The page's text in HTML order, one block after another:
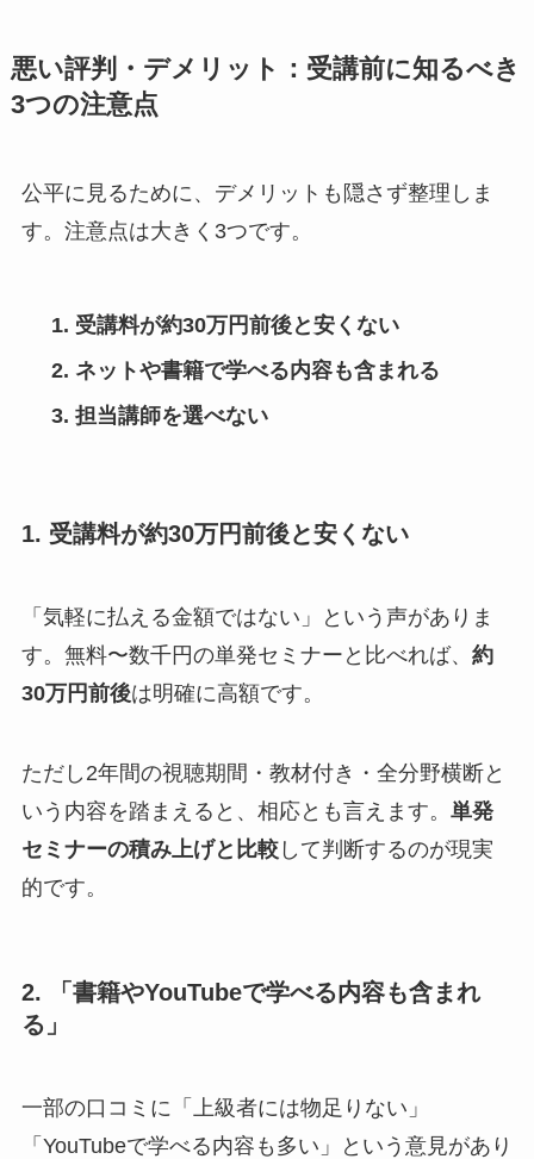
悪い評判・デメリット：受講前に知るべき
3つの注意点
公平に見るために、デメリットも隠さず整理しま
す。注意点は大きく3つです。
受講料が約30万円前後と安くない
ネットや書籍で学べる内容も含まれる
担当講師を選べない
1. 受講料が約30万円前後と安くない
「気軽に払える金額ではない」という声がありま
す。無料〜数千円の単発セミナーと比べれば、 約
30万円前後は明確に高額です。
ただし2年間の視聴期間・教材付き・全分野横断と
いう内容を踏まえると、相応とも言えます。 単発
セミナーの積み上げと比較して判断するのが現実
的です。
2. 「書籍やYouTubeで学べる内容も含まれ
る」
一部の口コミに「上級者には物足りない」
「YouTubeで学べる内容も多い」という意見があり